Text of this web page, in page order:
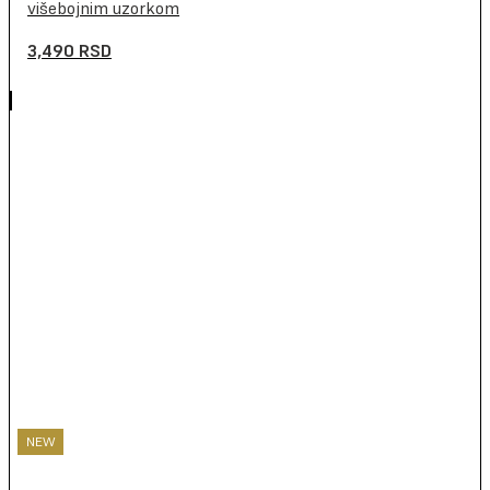
NEW
NEW
višebojnim uzorkom
3,490 RSD